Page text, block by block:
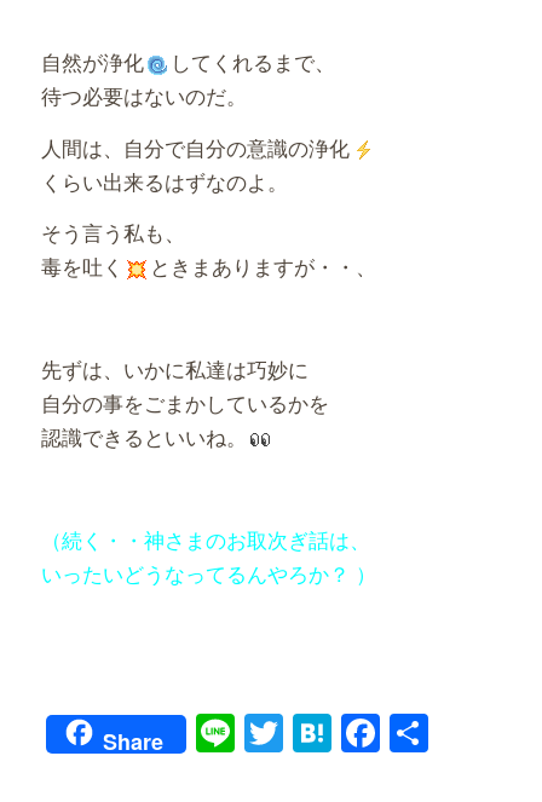
自然が浄化
してくれるまで、
待つ必要はないのだ。
人間は、自分で自分の意識の浄化
くらい出来るはずなのよ。
そう言う私も、
毒を吐く
ときまありますが・・、
先ずは、いかに私達は巧妙に
自分の事をごまかしているかを
認識できるといいね。
（続く・・神さまのお取次ぎ話は、
いったいどうなってるんやろか？ ）
Share LineTwitter
Hatena共